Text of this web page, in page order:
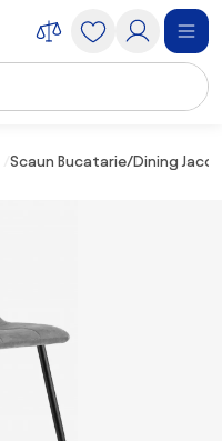
Scaun Bucatarie/Dining